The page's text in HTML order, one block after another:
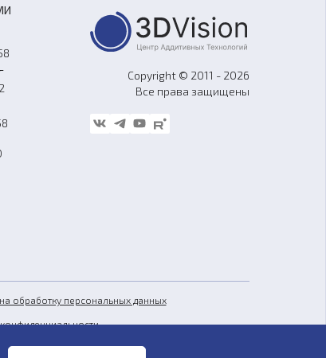
Copyright © 2011 - 2026
Все права защищены
обработку персональных данных
оферта